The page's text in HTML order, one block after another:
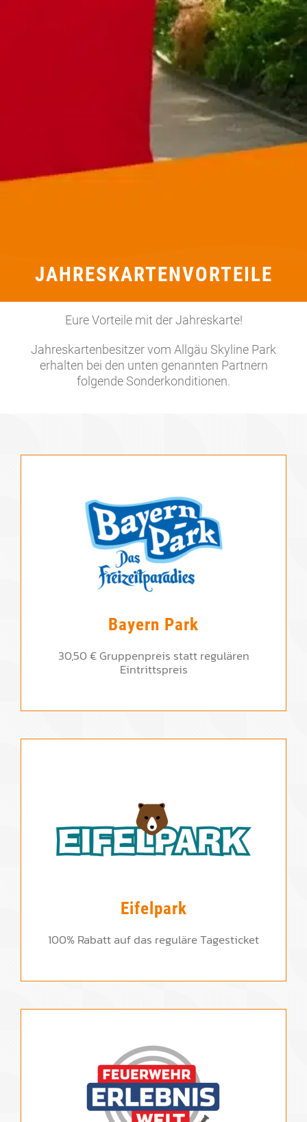
JAHRESKARTENVORTEILE
Eure Vorteile mit der Jahreskarte!
Jahreskartenbesitzer vom Allgäu Skyline Park
erhalten bei den unten genannten Partnern
folgende Sonderkonditionen.
Bayern Park
30,50 € Gruppenpreis statt regulären
Eintrittspreis
Eifelpark
100% Rabatt auf das reguläre Tagesticket